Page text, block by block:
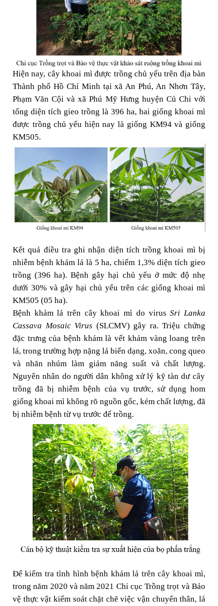
Hiện nay, cây khoai mì được trồng chủ yếu trên địa bàn
Thành phố Hồ Chí Minh tại xã An Phú, An Nhơn Tây,
Phạm Văn Cội và xã Phú Mỹ Hưng huyện Củ Chi với
tổng diện tích gieo trồng là 396 ha, hai giống khoai mì
được trồng chủ yếu hiện nay là giống KM94 và giống
KM505.
Kết quả điều tra ghi nhận diện tích trồng khoai mì bị
nhiễm bệnh khảm lá là 5 ha, chiếm 1,3% diện tích gieo
trồng (396 ha). Bệnh gây hại chủ yếu ở mức độ nhẹ
dưới 30% và gây hại chủ yếu trên các giống khoai mì
KM505 (05 ha).
Bệnh khảm lá trên cây khoai mì do virusSri Lanka
Cassava Mosaic Virus (SLCMV) gây ra.Triệu chứng
đặc trưng của bệnh khảm là vết khảm vàng loang trên
lá, trong trường hợp nặng lá biến dạng, xoăn, cong queo
và nhăn nhúm làm giảm năng suất và chất lượng.
Nguyên nhân do người dân không xử lý kỹ tàn dư cây
trồng đã bị nhiễm bệnh của vụ trước, sử dụng hom
giống khoai mì không rõ nguồn gốc, kém chất lượng, đã
bị nhiễm bệnh từ vụ trước để trồng.
Để kiểm tra tình hình bệnh khảm lá trên cây khoai mì,
trong năm 2020 và năm 2021 Chi cục Trồng trọt và Bảo
vệ thực vật kiểm soát chặt chẽ việc vận chuyển thân, lá